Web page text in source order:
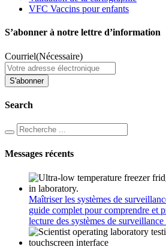
VFC Vaccins pour enfants
S’abonner à notre lettre d’information
Courriel(Nécessaire)
Search
Messages récents
Maîtriser les systèmes de
guide complet pour comprendre et
lecture des systèmes de